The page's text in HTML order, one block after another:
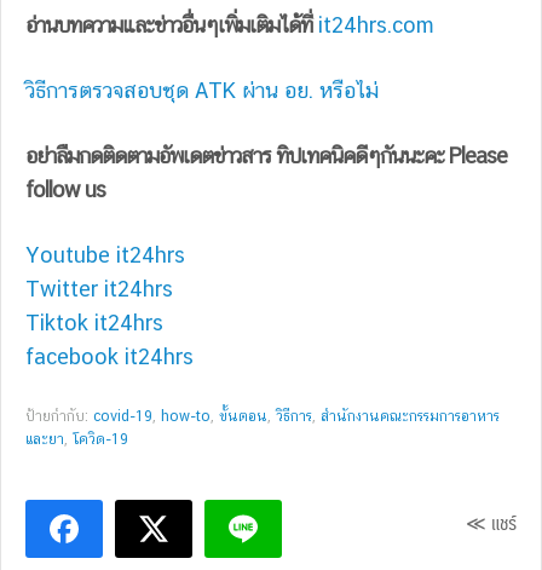
อ่านบทความและข่าวอื่นๆเพิ่มเติมได้ที่ it24hrs.com
วิธีการตรวจสอบชุด ATK ผ่าน อย. หรือไม่
อย่าลืมกดติดตามอัพเดตข่าวสาร ทิปเทคนิคดีๆกันนะคะ Please
follow us
Youtube it24hrs
Twitter it24hrs
Tiktok it24hrs
facebook it24hrs
ป้ายกำกับ: covid-19 how-to ขั้นตอน ,วิธีการ สำนักงานคณะกรรมการอาหาร
และยา โควิด-19
≪ แชร์